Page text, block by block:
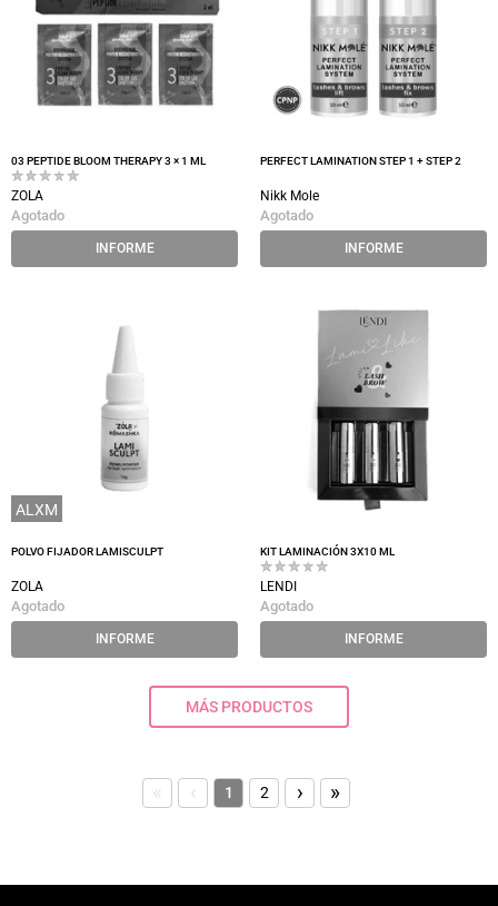
03 PEPTIDE BLOOM THERAPY 3 × 1 ML
ZOLA
Agotado
INFORME
PERFECT LAMINATION STEP 1 + STEP 2
Nikk Mole
Agotado
INFORME
ALXM
POLVO FIJADOR LAMISCULPT
ZOLA
Agotado
INFORME
KIT LAMINACIÓN 3X10 ML
LENDI
Agotado
INFORME
MÁS PRODUCTOS
« ‹ 1 2 › »